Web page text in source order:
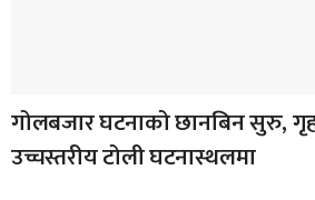
गोलबजार घटनाको छानबिन सुरु,
उच्चस्तरीय टोली घटनास्थलमा